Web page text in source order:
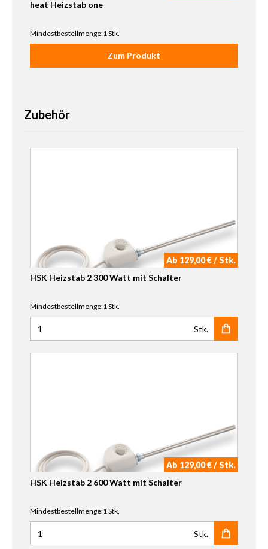
heat Heizstab one
Mindestbestellmenge:1 Stk.
Zum Produkt
Zubehör
Ab 129,00 € / Stk.
HSK Heizstab 2 300 Watt mit Schalter
Mindestbestellmenge:1 Stk.
Anzahl für HSK Heizstab 2 300 Watt mit Schalter
Stk.
Ab 129,00 € / Stk.
HSK Heizstab 2 600 Watt mit Schalter
Mindestbestellmenge:1 Stk.
Anzahl für HSK Heizstab 2 600 Watt mit Schalter
Stk.